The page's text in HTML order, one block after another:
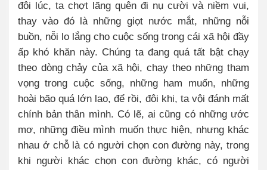
đôi lúc, ta chợt lãng quên đi nụ cười và niềm vui,
thay vào đó là những giọt nước mắt, những nỗi
buồn, nỗi lo lắng cho cuộc sống trong cái xã hội đầy
ấp khó khăn này. Chúng ta đang quá tất bật chạy
theo dòng chảy của xã hội, chạy theo những tham
vọng trong cuộc sống, những ham muốn, những
hoài bão quá lớn lao, để rồi, đôi khi, ta vội đánh mất
chính bản thân mình. Có lẽ, ai cũng có những ước
mơ, những điều mình muốn thực hiện, nhưng khác
nhau ở chỗ là có người chọn con đường này, trong
khi người khác chọn con đường khác, có người